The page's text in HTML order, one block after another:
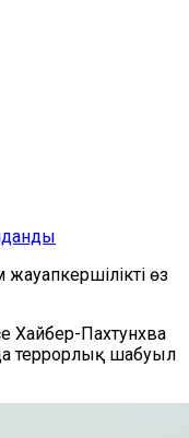
өз
Хайбер-Пахтунхва
террорлық шабуыл